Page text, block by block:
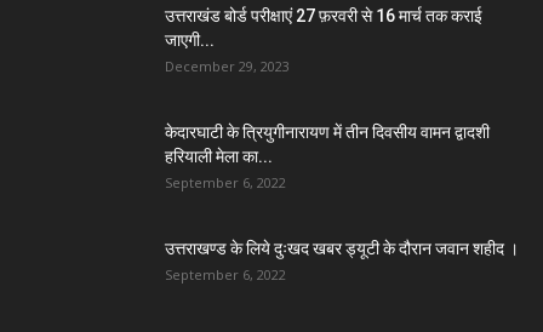
उत्तराखंड बोर्ड परीक्षाएं 27 फ़रवरी से 16 मार्च तक कराई
जाएगी...
December 29, 2023
केदारघाटी के त्रियुगीनारायण में तीन दिवसीय वामन द्वादशी
हरियाली मेला का...
September 6, 2022
उत्तराखण्ड के लिये दुःखद खबर ड्यूटी के दौरान जवान शहीद ।
September 6, 2022